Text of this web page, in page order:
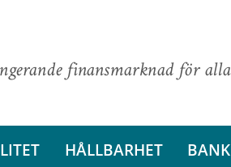
finansmarknad för alla
HÅLLBARHET BANK